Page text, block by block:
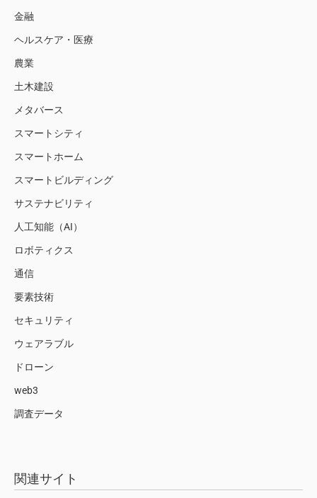
金融
ヘルスケア・医療
農業
土木建設
メタバース
スマートシティ
スマートホーム
スマートビルディング
サステナビリティ
人工知能（AI）
ロボティクス
通信
要素技術
セキュリティ
ウェアラブル
ドローン
web3
調査データ
関連サイト